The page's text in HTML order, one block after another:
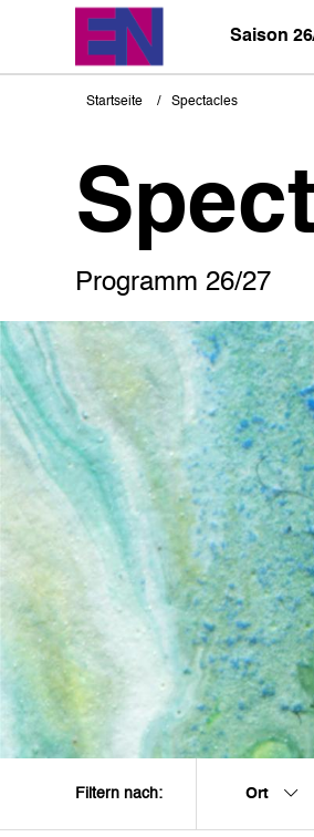
Saison
Pfadnavigation
Startseite Spectacles
Programm 26/27
Filtern nach: Ort